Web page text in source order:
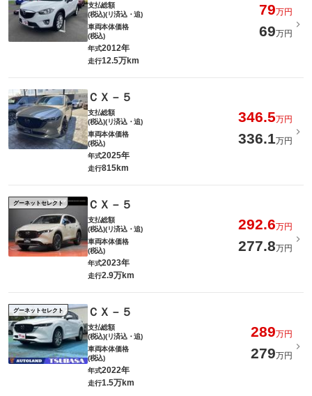
支払総額
(税込)(リ済込・追)
79万円
車両本体価格
(税込)
69万円
年式2012年
走行12.5万km
ＣＸ－５
支払総額
(税込)(リ済込・追)
346.5万円
車両本体価格
(税込)
336.1万円
年式2025年
走行815km
グーネットセレクト ＣＸ－５
支払総額
(税込)(リ済込・追)
292.6万円
車両本体価格
(税込)
277.8万円
年式2023年
走行2.9万km
グーネットセレクト ＣＸ－５
支払総額
(税込)(リ済込・追)
289万円
車両本体価格
(税込)
279万円
年式2022年
走行1.5万km